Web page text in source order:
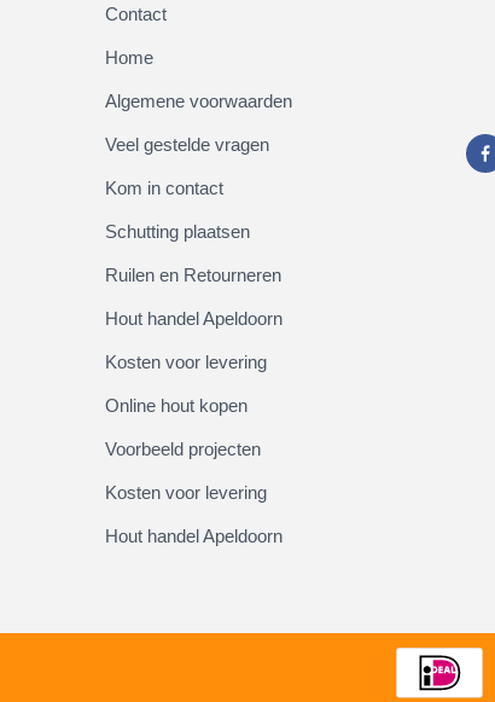
Contact
Home
Algemene voorwaarden
Veel gestelde vragen
Kom in contact
Schutting plaatsen
Ruilen en Retourneren
Hout handel Apeldoorn
Kosten voor levering
Online hout kopen
Voorbeeld projecten
Kosten voor levering
Hout handel Apeldoorn